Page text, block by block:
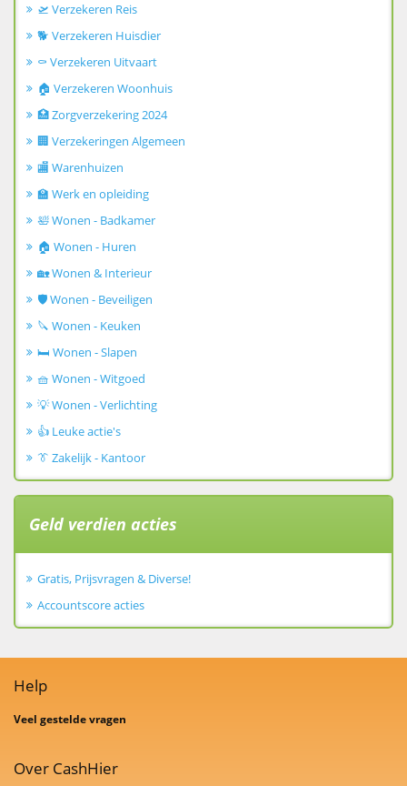
🛫 Verzekeren Reis
🐕 Verzekeren Huisdier
⚰️ Verzekeren Uitvaart
🏠 Verzekeren Woonhuis
🏥 Zorgverzekering 2024
🏢 Verzekeringen Algemeen
🏬 Warenhuizen
🏫 Werk en opleiding
🛀 Wonen - Badkamer
🏠 Wonen - Huren
🏡 Wonen & Interieur
🛡️ Wonen - Beveiligen
🔪 Wonen - Keuken
🛏️ Wonen - Slapen
🧺 Wonen - Witgoed
💡 Wonen - Verlichting
👍 Leuke actie's
👔 Zakelijk - Kantoor
Geld verdien acties
Gratis, Prijsvragen & Diverse!
Accountscore acties
Help
Veel gestelde vragen
Over CashHier